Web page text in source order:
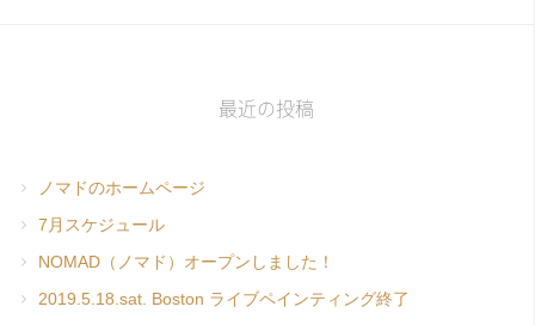
最近の投稿
ノマドのホームページ
7月スケジュール
NOMAD（ノマド）オープンしました！
2019.5.18.sat. Boston ライブペインティング終了